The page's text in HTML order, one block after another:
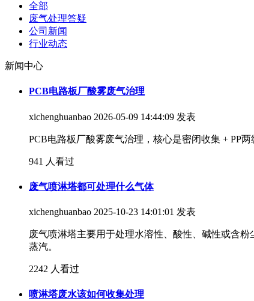
全部
废气处理答疑
公司新闻
行业动态
新闻中心
PCB电路板厂酸雾废气治理
xichenghuanbao 2026-05-09 14:44:09 发表
PCB电路板厂酸雾废气治理，核心是密闭收集 + PP
941 人看过
废气喷淋塔都可处理什么气体
xichenghuanbao 2025-10-23 14:01:01 发表
废气喷淋塔主要用于处理水溶性、酸性、碱性或含
蒸汽。
2242 人看过
喷淋塔废水该如何收集处理